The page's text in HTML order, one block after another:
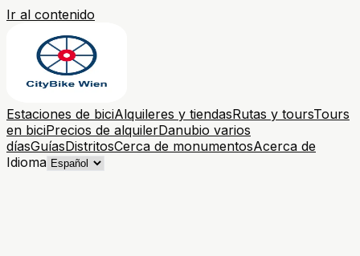
Ir al contenido
Estaciones de biciAlquileres y tiendasRutas y toursTours
en biciPrecios de alquilerDanubio varios
díasGuíasDistritosCerca de monumentosAcerca de
Idioma